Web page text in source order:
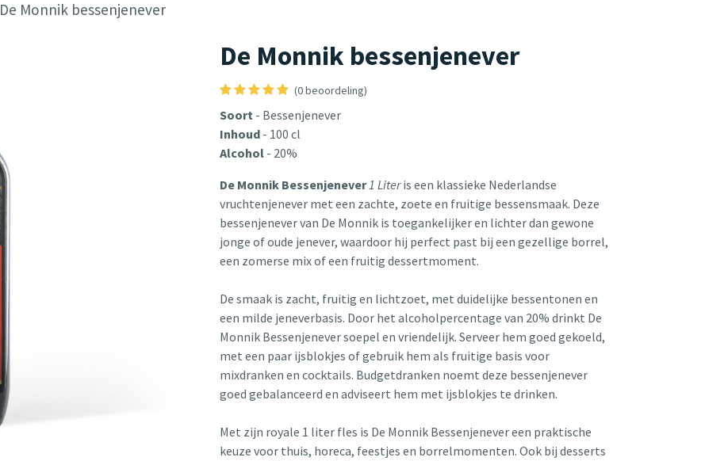
De Monnik bessenjenever
De Monnik bessenjenever
(0 beoordeling)
Soort - Bessenjenever
Inhoud - 100 cl
Alcohol - 20%
De Monnik Bessenjenever1 Literis een klassieke Nederlandse
vruchtenjenever met een zachte, zoete en fruitige bessensmaak. Deze
bessenjenever van De Monnik is toegankelijker en lichter dan gewone
jonge of oude jenever, waardoor hij perfect past bij een gezellige borrel,
een zomerse mix of een fruitig dessertmoment.
De smaak is zacht, fruitig en lichtzoet, met duidelijke bessentonen en
een milde jeneverbasis. Door het alcoholpercentage van 20% drinkt De
Monnik Bessenjenever soepel en vriendelijk. Serveer hem goed gekoeld,
met een paar ijsblokjes of gebruik hem als fruitige basis voor
mixdranken en cocktails. Budgetdranken noemt deze bessenjenever
goed gebalanceerd en adviseert hem met ijsblokjes te drinken.
Met zijn royale 1 liter fles is De Monnik Bessenjenever een praktische
keuze voor thuis, horeca, feestjes en borrelmomenten. Ook bij desserts